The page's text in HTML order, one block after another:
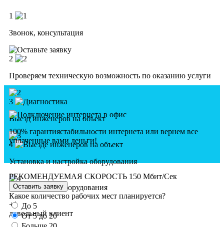
Вэронд
Вэст Альфа
Гагарин
Гагаринский
Галерея Аэропорт
Гамма
Гвоздь
Гелиос
Георг Плаза
Гефест
Гименей
Гипромез
Глобал Сити
Глобус
Гоголевский
1
Звонок, консультация
2
Проверяем техническую возможность по оказанию услуги
3
Выезд инженеров на объект
4
Установка и настройка оборудования
5
+1
довольный клиент
100% гарантиястабильности интернета или вернем все
уплаченные вами деньги!
РЕКОМЕНДУЕМАЯ СКОРОСТЬ 150 Мбит/Сек
Какое количество рабочих мест планируется?
До 5
От 5 до 20